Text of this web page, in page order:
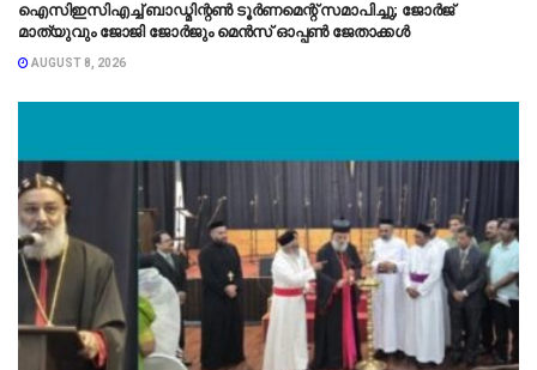
ഐസിഇസിഎച്ച് ബാഡ്മിന്റൺ ടൂർണമെന്റ് സമാപിച്ചു; ജോർജ്
മാത്യുവും ജോജി ജോർജും മെൻസ് ഓപ്പൺ ജേതാക്കൾ
AUGUST 8, 2026